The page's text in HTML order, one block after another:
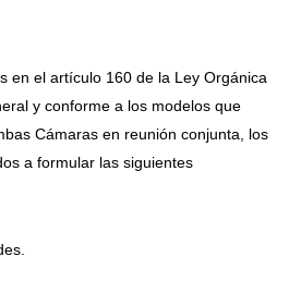
en el artículo 160 de la Ley Orgánica
y conforme a los modelos que
Cámaras en reunión conjunta, los
a formular las siguientes